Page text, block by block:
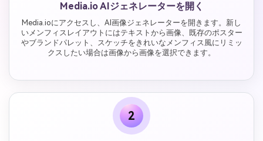
Media.io AIジェネレーターを開く
Media.ioにアクセスし、AI画像ジェネレーターを開きます。新し
いメンフィスレイアウトにはテキストから画像、既存のポスター
やブランドパレット、スケッチをきれいなメンフィス風にリミッ
クスしたい場合は画像から画像を選択できます。
2